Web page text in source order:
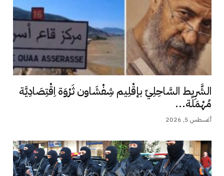
الشَّرِيط السَّاحِلِيّ بإقْلِيم شِفْشَاون ثَرْوَة اِقْتِصَادِيَّة
مُهْمَلَة...
أغسطس 5, 2026